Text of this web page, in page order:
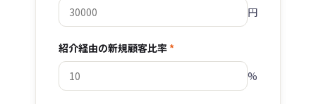
円
紹介経由の新規顧客比率*
%